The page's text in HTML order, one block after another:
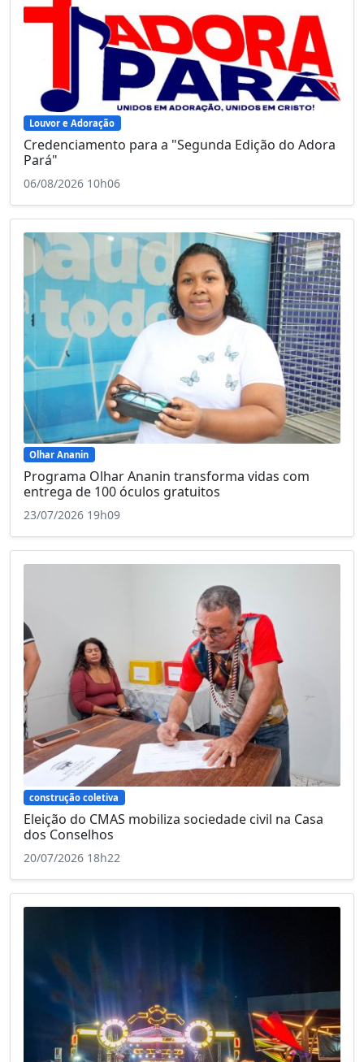
Louvor e Adoração
Credenciamento para a "Segunda Edição do Adora
Pará"
06/08/2026 10h06
Olhar Ananin
Programa Olhar Ananin transforma vidas com
entrega de 100 óculos gratuitos
23/07/2026 19h09
construção coletiva
Eleição do CMAS mobiliza sociedade civil na Casa
dos Conselhos
20/07/2026 18h22